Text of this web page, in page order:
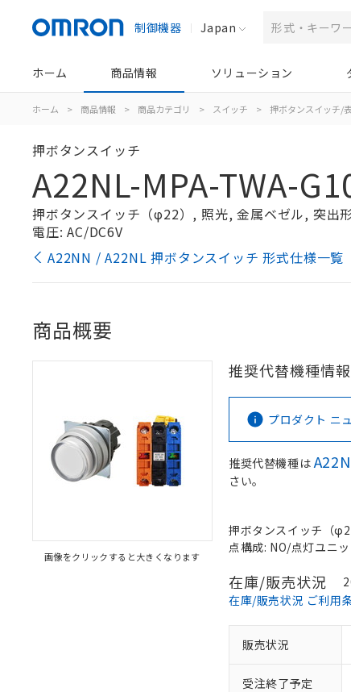
制御機器 Japan
ホーム 商品情報 ソリューション
ホーム > 商品情報 > 商品カテゴリ > スイッチ > 押ボタンスイッチ/
押ボタンスイッチ
A22NL-MPA-TWA-
押ボタンスイッチ（φ22）, 照光, 金属ベゼル, 突出
電圧: AC/DC6V
A22NN / A22NL 押ボタンスイッチ 形式仕様一覧
商品概要
画像をクリックすると大きくなります
推奨代替機種情報
プロダクト ニ
推奨代替機種は
さい。
押ボタンスイッチ（
点構成: NO/点灯ユニ
在庫/販売状況
在庫/販売状況 ご利用
販売状況
受注終了予定